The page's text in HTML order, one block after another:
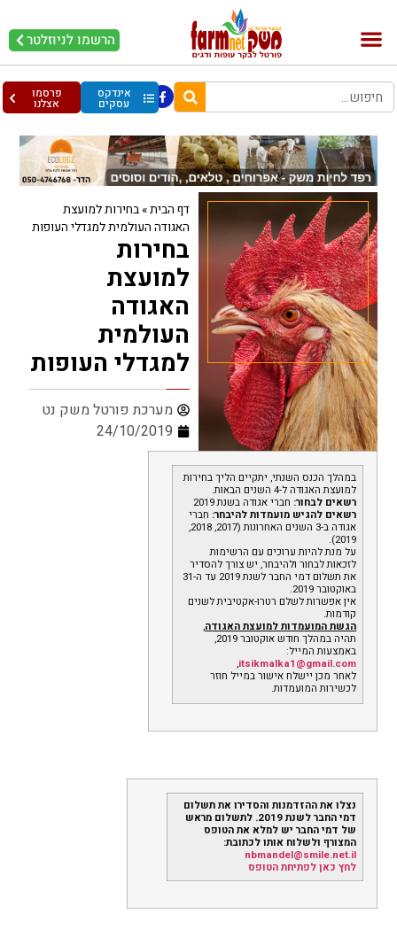
הרשמו לניוזלטר
אינדקס
עסקים
פרסמו
אצלנו
דף הבית»בחירות למועצת
האגודה העולמית למגדלי העופות
בחירות
למועצת
האגודה
העולמית
למגדלי העופות
מערכת פורטל משק נט
24/10/2019
במהלך הכנס השנתי, יתקיים הליך בחירות
למועצת האגודה ל-4 השנים הבאות.
רשאים לבחור: חברי אגודה בשנת 2019
רשאים להגיש מועמדות להיבחר: חברי
אגודה ב-3 השנים האחרונות (2017, 2018,
2019).
על מנת להיות ערוכים עם הרשימות
לזכאות לבחור ולהיבחר, יש צורך להסדיר
את תשלום דמי החבר לשנת 2019 עד ה-31
באוקטובר 2019.
אין אפשרות לשלם רטרו-אקטיבית לשנים
קודמות.
הגשת המועמדות למועצת האגודה,
תהיה במהלך חודש אוקטובר 2019,
באמצעות המייל:
itsikmalka1@gmail.com
,
לאחר מכן יישלח אישור במייל חוזר
לכשירות המועמדות.
נצלו את ההזדמנות והסדירו את תשלום
דמי החבר לשנת 2019. לתשלום מראש
של דמי החבר יש למלא את הטופס
המצורף ולשלוח אותו לכתובת:
nbmandel@smile.net.il
לחץ כאן לפתיחת הטופס